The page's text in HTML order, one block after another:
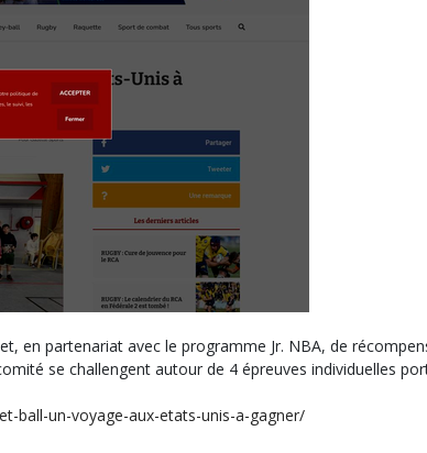
en partenariat avec le programme Jr. NBA, de
se challengent autour de 4 épreuves individuelles
ball-un-voyage-aux-etats-unis-a-gagner/